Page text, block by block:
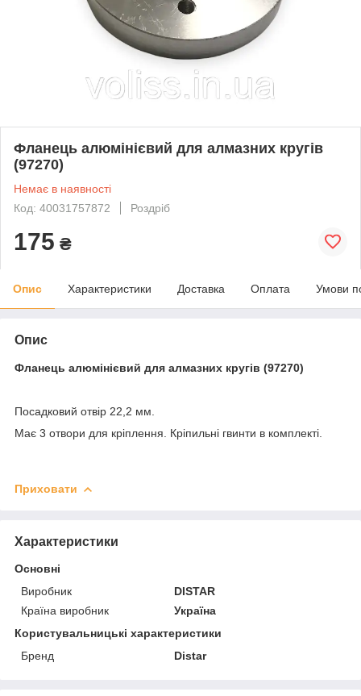
Фланець алюмінієвий для алмазних кругів
(97270)
Немає в наявності
Код: 40031757872
Роздріб
175 ₴
Опис Характеристики Доставка Оплата Умови
Опис
Фланець алюмінієвий для алмазних кругів (97270)
Посадковий отвір 22,2 мм.
Має 3 отвори для кріплення. Кріпильні гвинти в комплекті.
Приховати
Характеристики
Основні
Виробник
DISTAR
Країна виробник
Україна
Користувальницькі характеристики
Бренд
Distar